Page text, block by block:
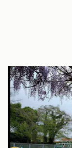
日当たり良く、あ
文化保育園ではは
靴下を脱いで過ごし